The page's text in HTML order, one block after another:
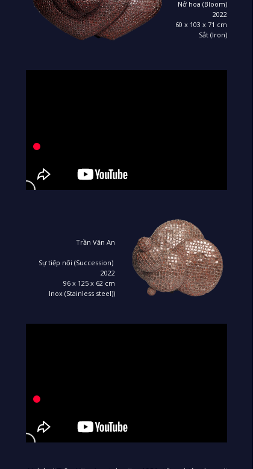
Nở hoa (Bloom)
2022
60 x 103 x 71 cm
Sắt (Iron)
Trần Văn An
Sự tiếp nối (Succession)
2022
96 x 125 x 62 cm
Inox (Stainless steel))